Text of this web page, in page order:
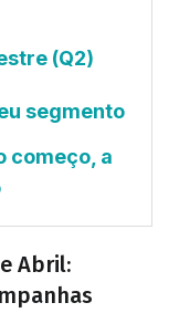
(Q2)
segmento
começo, a
Abril: